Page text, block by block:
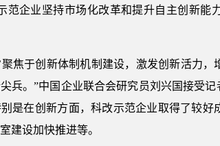
范企业坚持市场化改革和提升自主创新
聚焦于创新体制机制建设，激发创新活力
兵。”中国企业联合会研究员刘兴国接受
是在创新方面，科改示范企业取得了较
建设加快推进等。